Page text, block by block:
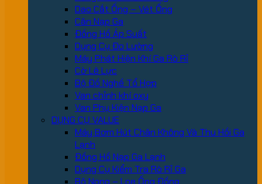
Dao Cắt Ống – Vét Ống
Cân Nạp Ga
Đồng Hồ Áp Suất
Dụng Cụ Đo Lường
Máy Phát Hiện Khí Ga Rò Rỉ
Cờ Lê Lực
Bộ Đồ Nghề Tổ Hợp
Van chỉnh khí oxy
Van Phụ Kiện Nạp Ga
DỤNG CỤ VALUE
Máy Bơm Hút Chân Không Và Thu Hồi Ga
Lạnh
Đồng Hồ Nạp Ga Lạnh
Dụng Cụ Kiểm Tra Rò Rỉ Ga
Bộ Nong – Loe Ống Đồng